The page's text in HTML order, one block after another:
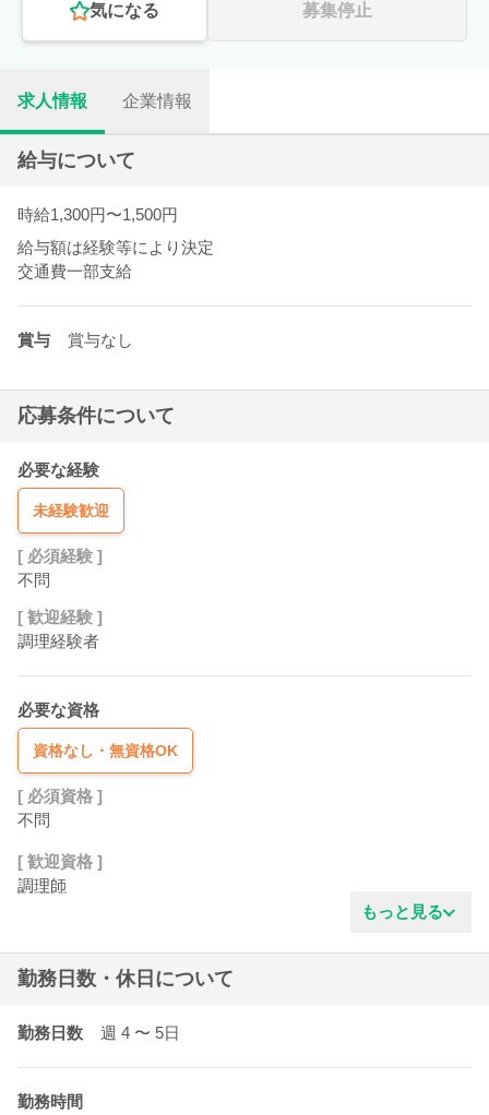
気になる 募集停止
求人情報 企業情報
給与について
時給1,300円〜1,500円
給与額は経験等により決定
交通費一部支給
賞与 賞与なし
応募条件について
必要な経験
未経験歓迎
[ 必須経験 ]
不問
[ 歓迎経験 ]
調理経験者
必要な資格
資格なし・無資格OK
[ 必須資格 ]
不問
[ 歓迎資格 ]
調理師
もっと見る
勤務日数・休日について
勤務日数 週 4 〜 5日
勤務時間